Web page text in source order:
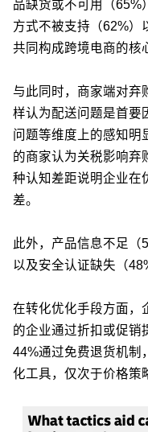
品缺货或不可用（65%
方式不被支持（62%）
共同构成跨境电商的核
与此同时，商家端对弃
样认为配送问题是首要
问题等维度上的感知明
的商家认为关税影响弃
种认知差距说明企业在
差。
此外，产品信息不足（
以及安全认证缺失（
在转化优化手段方面，
的企业通过折扣或促销
44%通过免费退货机制
化工具，仅次于价格策